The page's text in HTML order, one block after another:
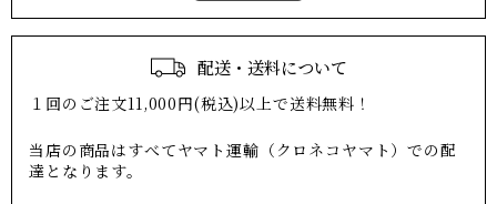
配送・送料について
１回のご注文11,000円(税込)以上で送料無料！
当店の商品はすべてヤマト運輸（クロネコヤマト）での配
達となります。